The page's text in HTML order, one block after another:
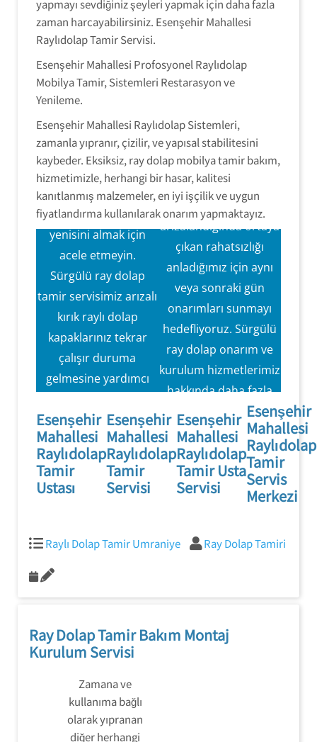
yapmayı sevdiğiniz şeyleri yapmak için daha fazla
zaman harcayabilirsiniz. Esenşehir Mahallesi
Raylıdolap Tamir Servisi.
Esenşehir Mahallesi Profosyonel Raylıdolap
Mobilya Tamir, Sistemleri Restarasyon ve
Yenileme.
Esenşehir Mahallesi Raylıdolap Sistemleri,
zamanla yıpranır, çizilir, ve yapısal stabilitesini
kaybeder. Eksiksiz, ray dolap mobilya tamir bakım,
hizmetimizle, herhangi bir hasar, kalitesi
kanıtlanmış malzemeler, en iyi işçilik ve uygun
fiyatlandırma kullanılarak onarım yapmaktayız.
RaylıDolap
Tamir Servisi
Sürgülü ray dolap
kapaklarınız
arızalandığında,
yenisini almak için
acele etmeyin.
Sürgülü ray dolap
tamir servisimiz arızalı
kırık raylı dolap
kapaklarınız tekrar
çalışır duruma
gelmesine yardımcı
onarım ve bakım
hizmetleri
sunmaktayız.
Hızlı ve verimli
hizmet
RaylıDolap
Tamir Hizmeti
Sürgülü ray dolap
kapak mekanizmaları
arızalandığında ortaya
çıkan rahatsızlığı
anladığımız için aynı
veya sonraki gün
onarımları sunmayı
hedefliyoruz. Sürgülü
ray dolap onarım ve
kurulum hizmetlerimiz
hakkında daha fazla
bilgi için bugün güler
yüzlü ve profesyonel
kadromuzla konuşun.
Aynı Gün Servis
Hizmeti Sunmayı
Hedefliyoruz.
Esenşehir
Mahallesi
Raylıdolap
Tamir
Ustası
Esenşehir
Mahallesi
Raylıdolap
Tamir
Servisi
Esenşehir
Mahallesi
Raylıdolap
Tamir Usta
Servisi
Esenşehir
Mahallesi
Raylıdolap
Tamir
Servis
Merkezi
Raylı Dolap Tamir Umraniye Ray Dolap Tamiri
Ray Dolap Tamir Bakım Montaj
Kurulum Servisi
Zamana ve
kullanıma bağlı
olarak yıpranan
diğer herhangi